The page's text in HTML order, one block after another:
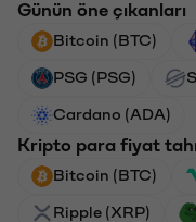
Günün öne çıkanları
Bitcoin (BTC)
PSG (PSG)
Cardano (ADA)
Kripto para fiyat
Bitcoin (BTC)
Ripple (XRP)